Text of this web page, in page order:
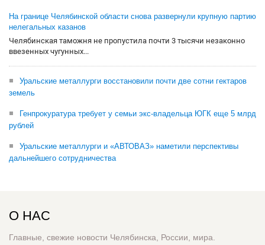
На границе Челябинской области снова развернули крупную партию
нелегальных казанов
Челябинская таможня не пропустила почти 3 тысячи незаконно
ввезенных чугунных...
Уральские металлурги восстановили почти две сотни гектаров
земель
Генпрокуратура требует у семьи экс-владельца ЮГК еще 5 млрд
рублей
Уральские металлурги и «АВТОВАЗ» наметили перспективы
дальнейшего сотрудничества
О НАС
Главные, свежие новости Челябинска, России, мира.